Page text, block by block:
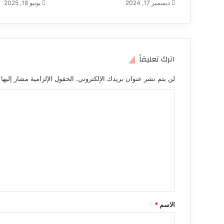
ديسمبر 17, 2024 يونيو 18, 2025
اترك تعليقاً
لن يتم نشر عنوان بريدك الإلكتروني. الحقول الإلزامية مشار إليها
*
الاسم *